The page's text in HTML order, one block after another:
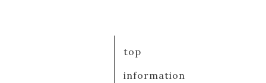
top
information